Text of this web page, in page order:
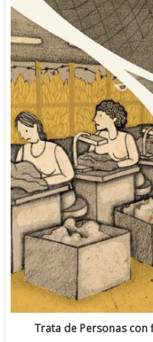
Trata de Personas